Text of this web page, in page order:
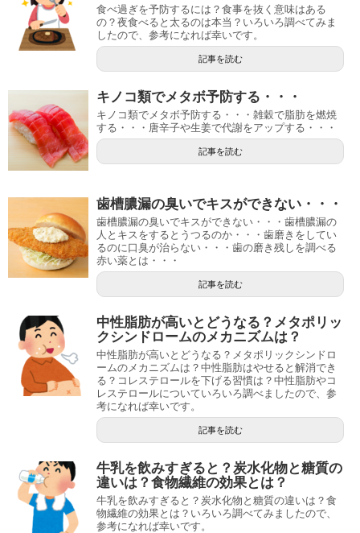
食べ過ぎを予防するには？食事を抜く意味はある
の？夜食べると太るのは本当？いろいろ調べてみま
したので、参考になれば幸いです。
記事を読む
キノコ類でメタボ予防する・・・
キノコ類でメタボ予防する・・・雑穀で脂肪を燃焼
する・・・唐辛子や生姜で代謝をアップする・・・
記事を読む
歯槽膿漏の臭いでキスができない・・・
歯槽膿漏の臭いでキスができない・・・歯槽膿漏の
人とキスをするとうつるのか・・・歯磨きをしてい
るのに口臭が治らない・・・歯の磨き残しを調べる
赤い薬とは・・・
記事を読む
中性脂肪が高いとどうなる？メタポリッ
クシンドロームのメカニズムは？
中性脂肪が高いとどうなる？メタポリックシンドロ
ームのメカニズムは？中性脂肪はやせると解消でき
る？コレステロールを下げる習慣は？中性脂肪やコ
レステロールについていろいろ調べましたので、参
考になれば幸いです。
記事を読む
牛乳を飲みすぎると？炭水化物と糖質の
違いは？食物繊維の効果とは？
牛乳を飲みすぎると？炭水化物と糖質の違いは？食
物繊維の効果とは？いろいろ調べてみましたので、
参考になれば幸いです。